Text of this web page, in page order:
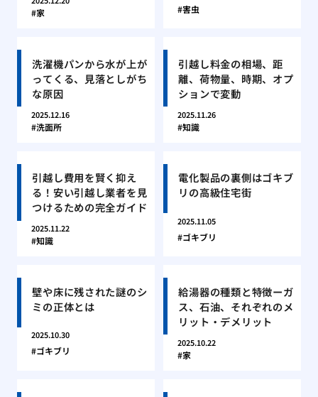
家 害虫
洗濯機パンから水が上が
ってくる、見落としがち
な原因
2025.12.16
洗面所
引越し料金の相場、距
離、荷物量、時期、オプ
ションで変動
2025.11.26
知識
引越し費用を賢く抑え
る！安い引越し業者を見
つけるための完全ガイド
2025.11.22
知識
電化製品の裏側はゴキブ
リの高級住宅街
2025.11.05
ゴキブリ
壁や床に残された謎のシ
ミの正体とは
2025.10.30
ゴキブリ
給湯器の種類と特徴ーガ
ス、石油、それぞれのメ
リット・デメリット
2025.10.22
家